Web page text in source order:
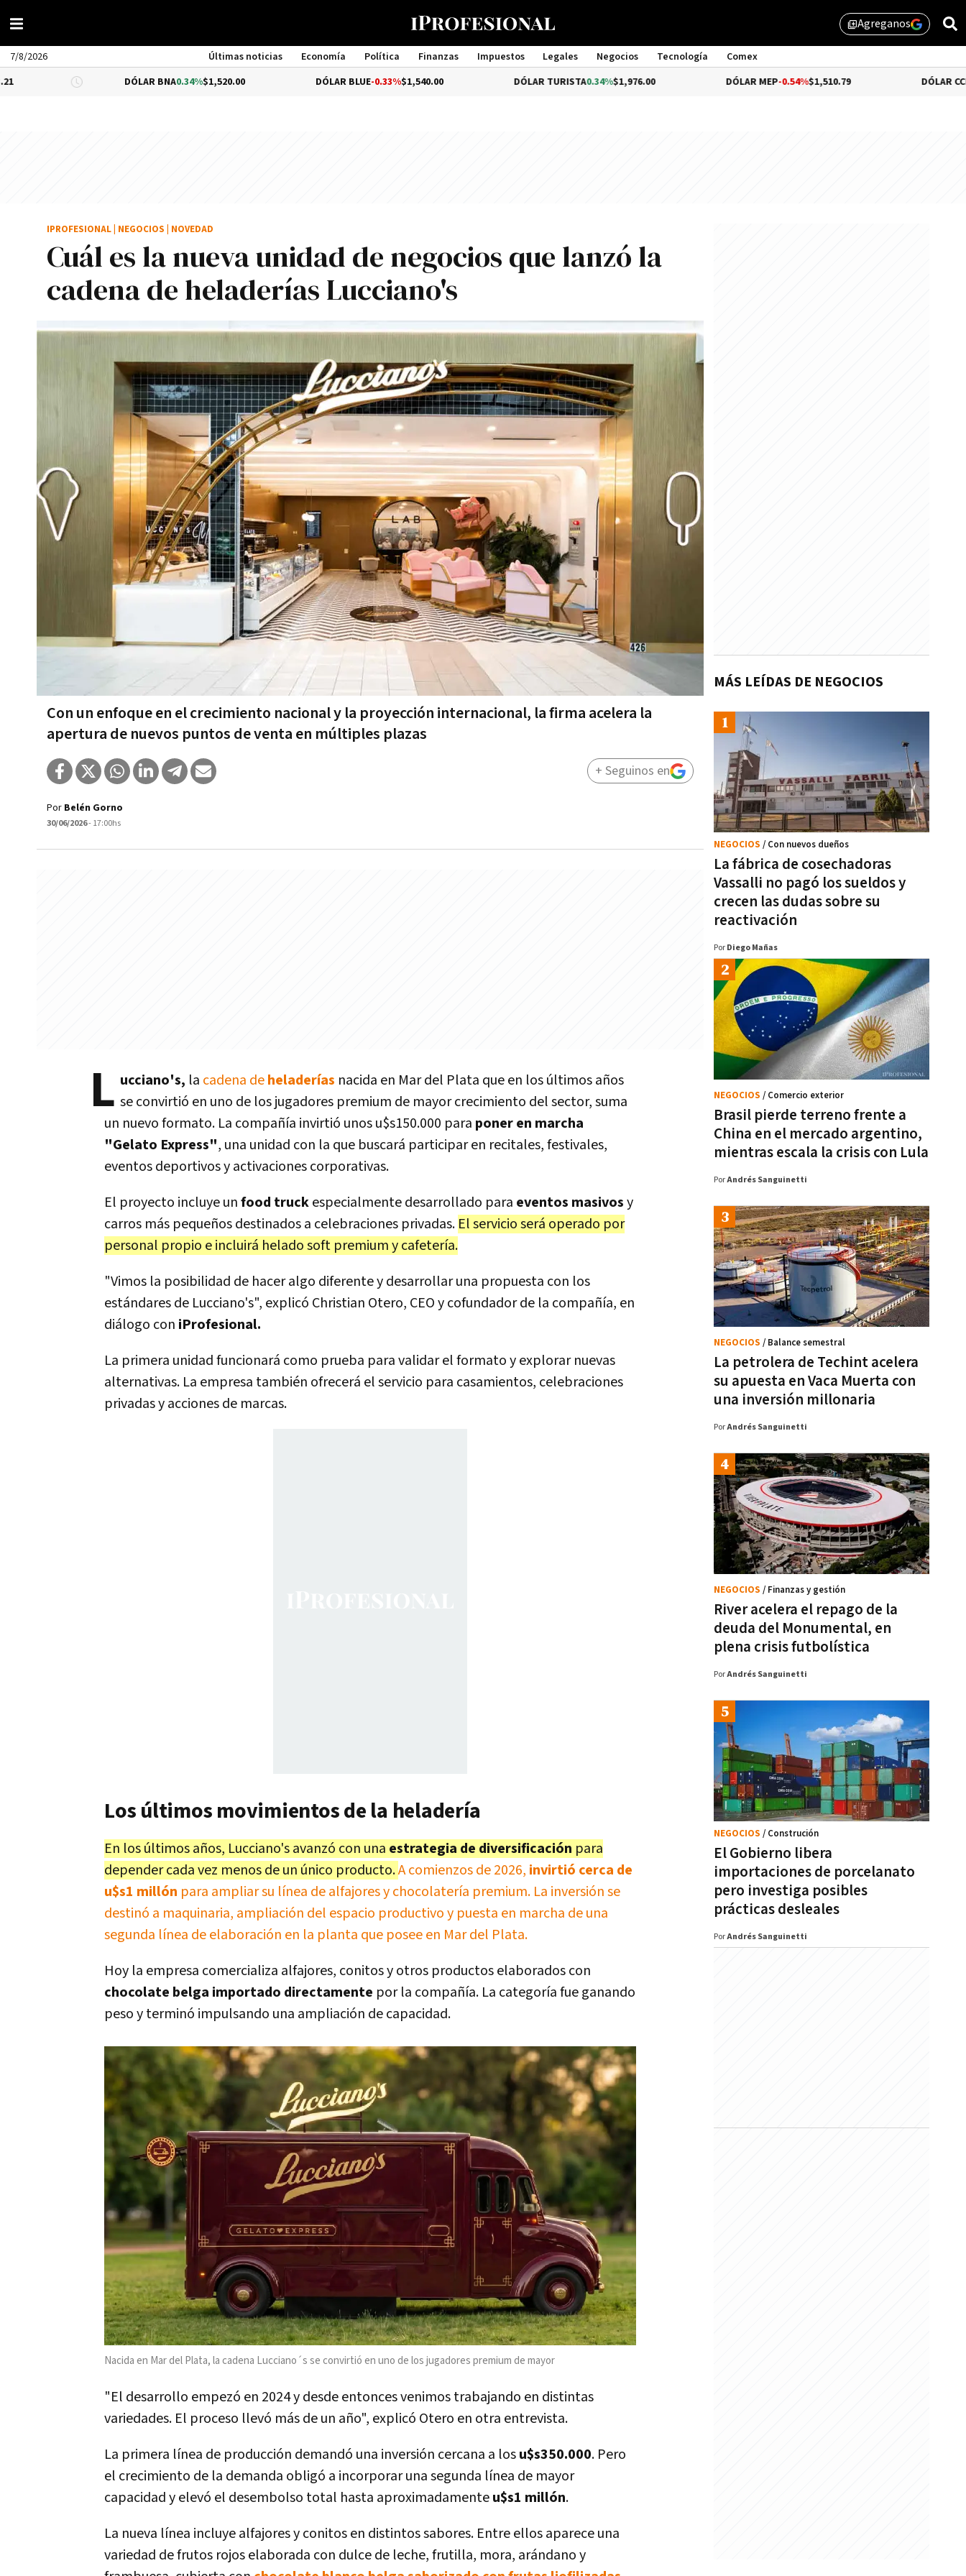
library_addAgreganos
7/8/2026 Últimas noticias Economía Política Finanzas Impuestos Legales Negocios Tecnología
Comex
Management
DÓLAR BNA 0.34%$1,520.00 DÓLAR BLUE-0.33% $1,540.00 DÓLAR TURISTA0.34%$1,976.00 DÓLAR MEP-0.54%$1,510.79 -0.72%
Cuál es la nueva unidad de negocios que lanzó la
cadena de heladerías Lucciano's
Con un enfoque en el crecimiento nacional y la proyección internacional, la firma acelera la
apertura de nuevos puntos de venta en múltiples plazas
IPROFESIONAL NEGOCIOS NOVEDAD
Por Belén Gorno
30/06/2026- 17:00hs
+ Seguinos en
L ucciano's, la cadena deheladerías nacida en Mar del Plata que en los últimos años
se convirtió en uno de los jugadores premium de mayor crecimiento del sector, suma
un nuevo formato. La compañía invirtió unos u$s150.000 para poner en marcha
"Gelato Express", una unidad con la que buscará participar en recitales, festivales,
eventos deportivos y activaciones corporativas.
El proyecto incluye unfood truckespecialmente desarrollado para eventos masivosy
carros más pequeños destinados a celebraciones privadas. El servicio será operado por
personal propio e incluirá helado soft premium y cafetería.
"Vimos la posibilidad de hacer algo diferente y desarrollar una propuesta con los
estándares de Lucciano's", explicó Christian Otero, CEO y cofundador de la compañía, en
diálogo con iProfesional.
La primera unidad funcionará como prueba para validar el formato y explorar nuevas
alternativas. La empresa también ofrecerá el servicio para casamientos, celebraciones
privadas y acciones de marcas.
Los últimos movimientos de la heladería
En los últimos años, Lucciano's avanzó con una estrategia de diversificación para
depender cada vez menos de un único producto.A comienzos de 2026, invirtió cerca de
u$s1 millón para ampliar su línea de alfajores y chocolatería premium. La inversión se
destinó a maquinaria, ampliación del espacio productivo y puesta en marcha de una
segunda línea de elaboración en la planta que posee en Mar del Plata.
Hoy la empresa comercializa alfajores, conitos y otros productos elaborados con
chocolate belga importado directamente por la compañía. La categoría fue ganando
peso y terminó impulsando una ampliación de capacidad.
Nacida en Mar del Plata, la cadena Lucciano´s se convirtió en uno de los jugadores premium de mayor
"El desarrollo empezó en 2024 y desde entonces venimos trabajando en distintas
variedades. El proceso llevó más de un año", explicó Otero en otra entrevista.
La primera línea de producción demandó una inversión cercana a losu$s350.000. Pero
el crecimiento de la demanda obligó a incorporar una segunda línea de mayor
capacidad y elevó el desembolso total hasta aproximadamenteu$s1 millón.
La nueva línea incluye alfajores y conitos en distintos sabores. Entre ellos aparece una
variedad de frutos rojos elaborada con dulce de leche, frutilla, mora, arándano y
MÁS LEÍDAS DE NEGOCIOS
La fábrica de cosechadoras
Vassalli no pagó los sueldos y
crecen las dudas sobre su
reactivación
NEGOCIOS / Con nuevos dueños
Por Diego Mañas
Brasil pierde terreno frente a
China en el mercado argentino,
mientras escala la crisis con Lula
NEGOCIOS / Comercio exterior
PorAndrés Sanguinetti
La petrolera de Techint acelera
su apuesta en Vaca Muerta con
una inversión millonaria
NEGOCIOS / Balance semestral
PorAndrés Sanguinetti
River acelera el repago de la
deuda del Monumental, en
plena crisis futbolística
NEGOCIOS / Finanzas y gestión
PorAndrés Sanguinetti
El Gobierno libera
importaciones de porcelanato
pero investiga posibles
prácticas desleales
NEGOCIOS / Construción
PorAndrés Sanguinetti